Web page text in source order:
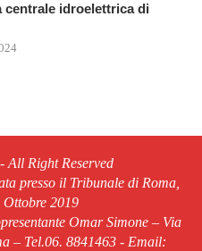
centrale idroelettrica di
All Right Reserved
presso il Tribunale di Roma,
2019
Omar Simone – Via
– Tel.06. 8841463 - Email: